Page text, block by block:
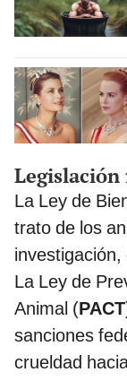
Legislación
La Ley de
trato de los
La Ley de
Animal (PACT
sanciones
crueldad